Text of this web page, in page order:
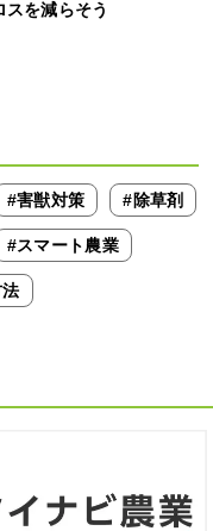
を減らそう
#害獣対策 #除草剤
#スマート農業